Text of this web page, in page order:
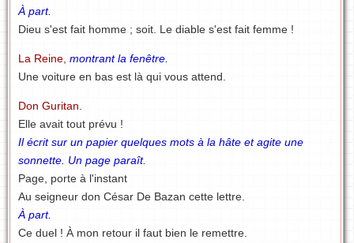
À part.
Dieu s'est fait homme ; soit. Le diable s'est fait femme !
La Reine montrant la fenêtre.
Une voiture en bas est là qui vous attend.
Don Guritan.
Elle avait tout prévu !
Il écrit sur un papier quelques mots à la hâte et agite une
sonnette. Un page paraît.
Page, porte à l'instant
Au seigneur don César De Bazan cette lettre.
À part.
Ce duel ! À mon retour il faut bien le remettre.